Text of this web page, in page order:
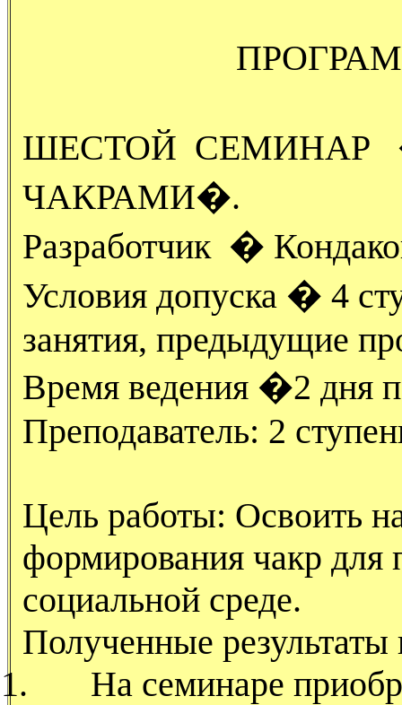
ШЕСТОЙ СЕМИНАР
ЧАКРАМИ�.
Разработчик �
Условия допуска � 4
занятия, предыдущие
Время ведения �2 дня
Преподаватель: 2
Цель работы: Освоить
формирования чакр для
социальной среде.
Полученные
1.
На семинаре